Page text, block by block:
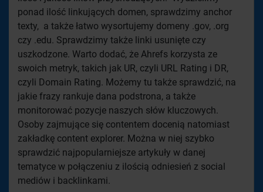
ponad ilość linkujących domen, sprawdzimy anchor
texty, a także łatwo wysortujemy domeny .gov, .org
czy .edu. Sprawdzimy także linki usunięte czy
uszkodzone. Warto dodać, że Ahrefs korzysta ze
swoich metryk, takich jak UR, czyli URL Rating i DR,
czyli Domain Rating. Możemy tu także sprawdzić, na
jakie frazy rankuje dana podstrona, a także
monitorować pozycje naszych słów kluczowych.
Osoby zajmujące się contentem docenią natomiast
zakładkę content explorer. Można w niej szybko
sprawdzić najpopularniejsze artykuły w danej
tematyce w połączeniu z ilością odniesień z social
mediów i backlinkami.